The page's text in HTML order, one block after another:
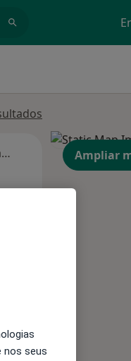
Segunda-feira Qua
Segunda-feira
11 Ago
Ampliar
nos seus